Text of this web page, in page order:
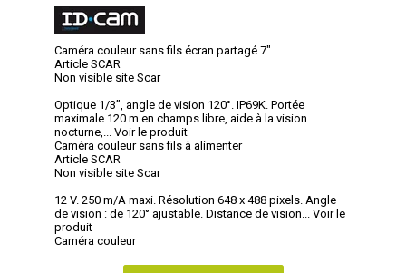
Caméra couleur sans fils écran partagé 7"
Article SCAR
Non visible site Scar
Optique 1/3”, angle de vision 120°. IP69K. Portée
maximale 120 m en champs libre, aide à la vision
nocturne,...
Voir le produit
Caméra couleur sans fils à alimenter
Article SCAR
Non visible site Scar
12 V. 250 m/A maxi. Résolution 648 x 488 pixels. Angle
de vision : de 120° ajustable. Distance de vision...
Voir le
produit
Caméra couleur